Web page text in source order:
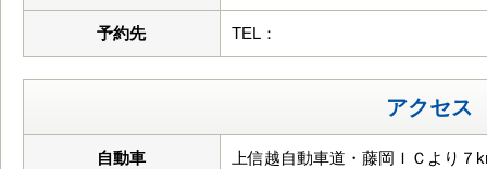
予約先 TEL：
アクセス
自動車 上信越自動車道・藤岡ＩＣより７